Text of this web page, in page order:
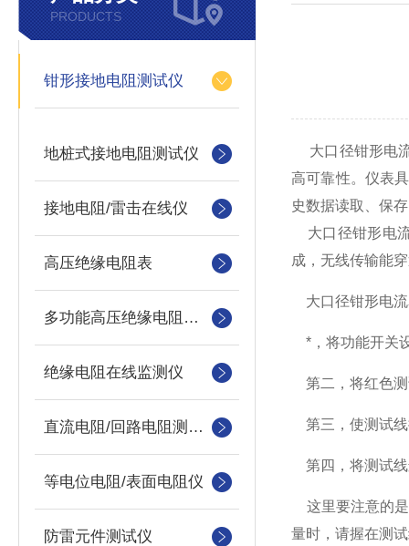
PRODUCTS
钳形接地电阻测试仪
地桩式接地电阻测试仪
接地电阻/雷击在线仪
高压绝缘电阻表
多功能高压绝缘电阻测试仪
绝缘电阻在线监测仪
直流电阻/回路电阻测试仪
等电位电阻/表面电阻仪
防雷元件测试仪
大口径钳形电流
高可靠性。仪表
史数据读取、保
大口径钳形电
成，无线传输能
大口径钳形电
*，将功能开关
第二，将红色测
第三，使测试线
第四，将测试
这里要注意的是
量时，请握在测